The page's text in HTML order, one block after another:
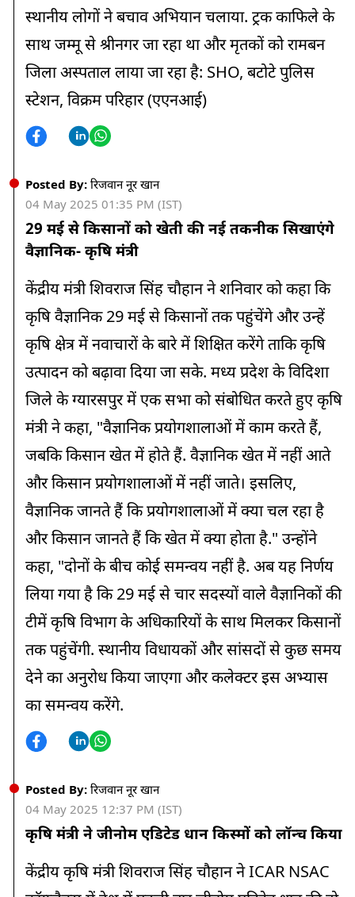
स्थानीय लोगों ने बचाव अभियान चलाया. ट्रक काफिले के
साथ जम्मू से श्रीनगर जा रहा था और मृतकों को रामबन
जिला अस्पताल लाया जा रहा है: SHO, बटोटे पुलिस
स्टेशन, विक्रम परिहार (एएनआई)
Posted By: रिजवान नूर खान
04 May 2025 01:35 PM (IST)
29 मई से किसानों को खेती की नई तकनीक सिखाएंगे
वैज्ञानिक- कृषि मंत्री
केंद्रीय मंत्री शिवराज सिंह चौहान ने शनिवार को कहा कि
कृषि वैज्ञानिक 29 मई से किसानों तक पहुंचेंगे और उन्हें
कृषि क्षेत्र में नवाचारों के बारे में शिक्षित करेंगे ताकि कृषि
उत्पादन को बढ़ावा दिया जा सके. मध्य प्रदेश के विदिशा
जिले के ग्यारसपुर में एक सभा को संबोधित करते हुए कृषि
मंत्री ने कहा, "वैज्ञानिक प्रयोगशालाओं में काम करते हैं,
जबकि किसान खेत में होते हैं. वैज्ञानिक खेत में नहीं आते
और किसान प्रयोगशालाओं में नहीं जाते। इसलिए,
वैज्ञानिक जानते हैं कि प्रयोगशालाओं में क्या चल रहा है
और किसान जानते हैं कि खेत में क्या होता है." उन्होंने
कहा, "दोनों के बीच कोई समन्वय नहीं है. अब यह निर्णय
लिया गया है कि 29 मई से चार सदस्यों वाले वैज्ञानिकों की
टीमें कृषि विभाग के अधिकारियों के साथ मिलकर किसानों
तक पहुंचेंगी. स्थानीय विधायकों और सांसदों से कुछ समय
देने का अनुरोध किया जाएगा और कलेक्टर इस अभ्यास
का समन्वय करेंगे.
Posted By: रिजवान नूर खान
04 May 2025 12:37 PM (IST)
कृषि मंत्री ने जीनोम एडिटेड धान किस्मों को लॉन्च किया
केंद्रीय कृषि मंत्री शिवराज सिंह चौहान ने ICAR NSAC